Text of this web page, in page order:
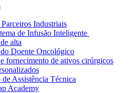
Industriais
de Infusão Inteligente
alta
Doente Oncológico
fornecimento de ativos cirúrgicos
de Assistência Técnica
Academy